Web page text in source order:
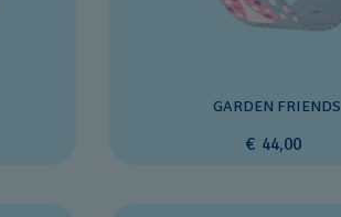
GARDEN FRIENDS
€ 44,00